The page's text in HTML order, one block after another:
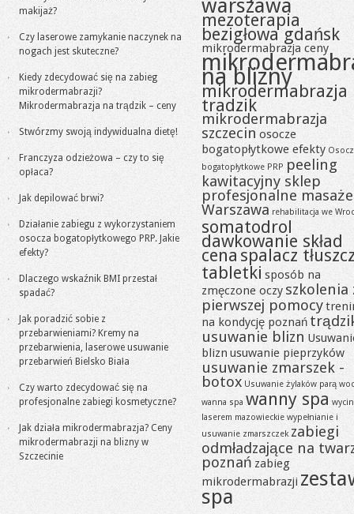
makijaż?
Czy laserowe zamykanie naczynek na
nogach jest skuteczne?
Kiedy zdecydować się na zabieg
mikrodermabrazji?
Mikrodermabrazja na trądzik – ceny
Stwórzmy swoją indywidualna dietę!
Franczyza odzieżowa – czy to się
opłaca?
Jak depilować brwi?
Działanie zabiegu z wykorzystaniem
osocza bogatopłytkowego PRP. Jakie
efekty?
Dlaczego wskaźnik BMI przestał
spadać?
Jak poradzić sobie z
przebarwieniami? Kremy na
przebarwienia, laserowe usuwanie
przebarwień Bielsko Biała
Czy warto zdecydować się na
profesjonalne zabiegi kosmetyczne?
Jak działa mikrodermabrazja? Ceny
mikrodermabrazji na blizny w
Szczecinie
warszawa
mezoterapia
bezigłowa gdańsk
mikrodermabrazja ceny
na blizny
mikrodermabrazja
tradzik
mikrodermabrazja
szczecin osocze
bogatopłytkowe efekty
bogatopłytkowe PRP peeling
kawitacyjny sklep
profesjonalne masaże
Warszawa rehabilitacja we
somatodrol
dawkowanie skład
cena spalacz
tabletki sposób na
zmęczone oczy szkolenia
pierwszej pomocy
na kondycję poznań
usuwanie blizn
blizn usuwanie pieprzyków
usuwanie zmarszek -
botox Usuwanie żylaków parą
wanna spa wanny spa
laserem mazowieckie wypełnianie i
usuwanie zmarszczek zabiegi
odmładzające na
poznań zabieg
mikrodermabrazji
spa